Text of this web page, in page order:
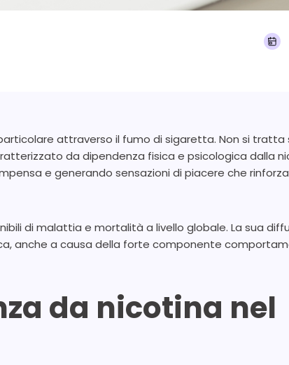
attraverso il fumo di sigaretta. Non si
da dipendenza fisica e psicologica dalla
e generando sensazioni di piacere che
di malattia e mortalità a livello globale. La sua
anche a causa della forte componente
da nicotina nel